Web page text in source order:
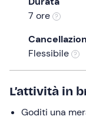
date.
Press
key
7 ore
Flessibile
L’attività in
Goditi una